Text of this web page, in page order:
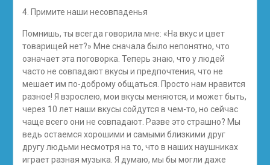
4. Примите наши несовпаденья
Помнишь, ты всегда говорила мне: «На вкус и цвет
товарищей нет?» Мне сначала было непонятно, что
означает эта поговорка. Теперь знаю, что у людей
часто не совпадают вкусы и предпочтения, что не
мешает им по-доброму общаться. Просто нам нравится
разное! Я взрослею, мои вкусы меняются, и может быть,
через 10 лет наши вкусы сойдутся в чем-то, но сейчас
чаще всего они не совпадают. Разве это страшно? Мы
ведь остаемся хорошими и самыми близкими друг
другу людьми несмотря на то, что в наших наушниках
играет разная музыка. Я думаю, мы бы могли даже